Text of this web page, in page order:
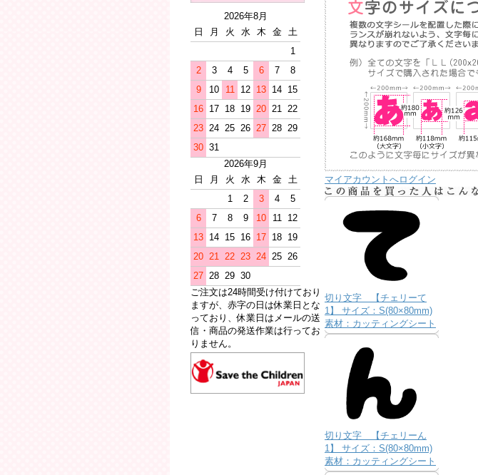
2026年8月
日
月 火 水 木 金
土
1
2
3 4 5 6 7
8
9
10 11 12 13 14 15
16 17 18 19 20 21 22
23 24 25 26 27 28 29
30 31
2026年9月
日
月 火 水 木 金
土
1
2 3 4
5
6
7 8 9 10 11
12
13 14 15 16 17 18 19
20 21 22 23 24 25 26
27 28 29 30
ご注文は24時間受け付けており
ますが、赤字の日は休業日とな
っており、休業日はメールの送
信・商品の発送作業は行ってお
りません。
マイアカウントへログイン
切り文字 【チェリーて
1】 サイズ：S(80×80mm)
素材：カッティングシート
切り文字 【チェリーん
1】 サイズ：S(80×80mm)
素材：カッティングシート